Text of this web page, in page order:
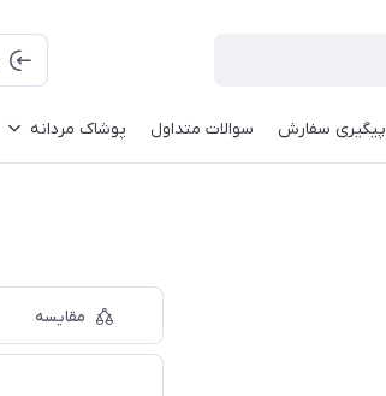
پیگیری سفارش سوالات متداول پوشاک مردانه
مقایسه